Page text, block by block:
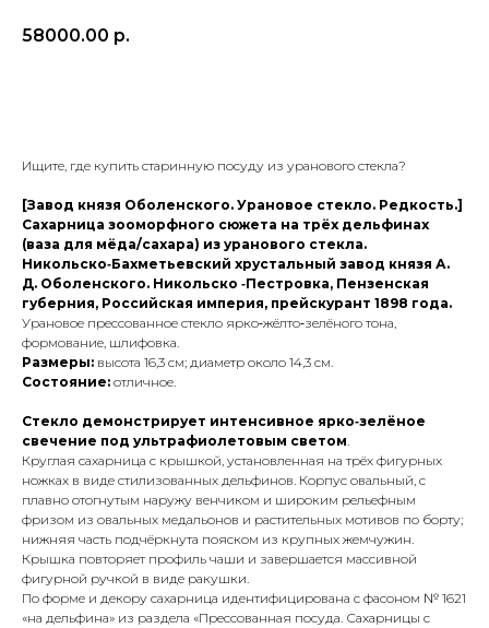
58000.00 р.
Ищите, где купить старинную посуду из уранового стекла?
[Завод князя Оболенского. Урановое стекло. Редкость.]
Сахарница зооморфного сюжета на трёх дельфинах
(ваза для мёда/сахара) из уранового стекла.
Никольско‑Бахметьевский хрустальный завод князя А.
Д. Оболенского. Никольско ‑Пестровка, Пензенская
губерния, Российская империя, прейскурант 1898 года.
Урановое прессованное стекло ярко‑жёлто‑зелёного тона,
формование, шлифовка.
Размеры: высота 16,3 см; диаметр около 14,3 см.
Состояние: отличное.
Стекло демонстрирует интенсивное ярко‑зелёное
свечение под ультрафиолетовым светом.
Круглая сахарница с крышкой, установленная на трёх фигурных
ножках в виде стилизованных дельфинов. Корпус овальный, с
плавно отогнутым наружу венчиком и широким рельефным
фризом из овальных медальонов и растительных мотивов по борту;
нижняя часть подчёркнута пояском из крупных жемчужин.
Крышка повторяет профиль чаши и завершается массивной
фигурной ручкой в виде ракушки.
По форме и декору сахарница идентифицирована с фасоном № 1621
«на дельфина» из раздела «Прессованная посуда. Сахарницы с